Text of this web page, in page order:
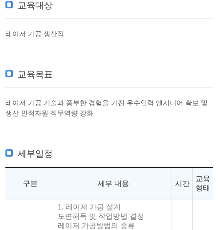
교육대상
레이저 가공 생산직
교육목표
레이저 가공 기술과 풍부한 경험을 가진 우수인력 엔지니어 확보 및
생산 인적자원 직무역량 강화
세부일정
구분 세부 내용 시간
교육
형태
1. 레이저 가공 설계
도면해독 및 작업방법 결정
레이저 가공방법의 종류